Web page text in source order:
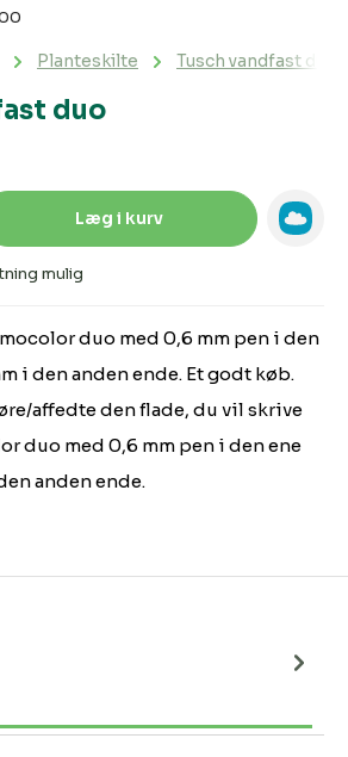
duo
Planteskilte Tusch vandfast duo
duo med 0,6 mm pen i den
i den anden ende. Et godt køb.
affedte den flade, du vil skrive
duo med 0,6 mm pen i den ene
anden ende.
mulig
Indtast den
Læg i kurv